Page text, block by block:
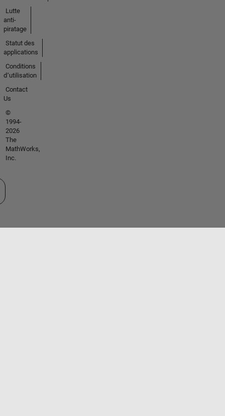
Lutte
anti-
piratage
Statut des
applications
Conditions
d՚utilisation
Contact
Us
©
1994-
2026
The
MathWorks,
Inc.
un site web